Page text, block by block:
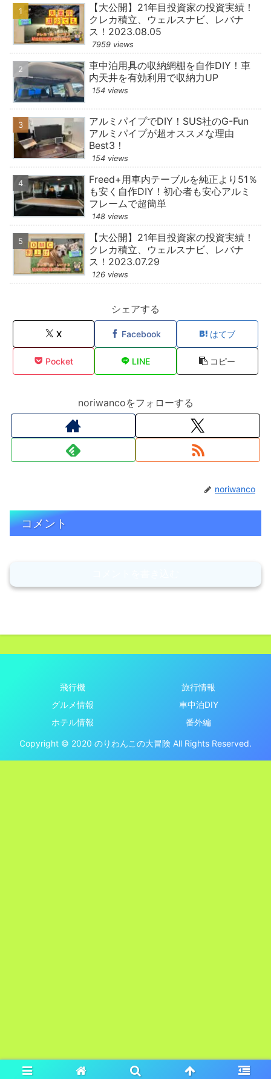
【大公開】21年目投資家の投資実績！
クレカ積立、ウェルスナビ、レバナ
ス！2023.08.05
7959 views
車中泊用具の収納網棚を自作DIY！車
内天井を有効利用で収納力UP
154 views
アルミパイプでDIY！SUS社のG-Fun
アルミパイプが超オススメな理由
Best3！
154 views
Freed+用車内テーブルを純正より51％
も安く自作DIY！初心者も安心アルミ
フレームで超簡単
148 views
【大公開】21年目投資家の投資実績！
クレカ積立、ウェルスナビ、レバナ
ス！2023.07.29
126 views
シェアする
X Facebook はてブ
Pocket LINE コピー
noriwancoをフォローする
noriwanco
コメント
飛行機
旅行情報
グルメ情報
車中泊DIY
ホテル情報
番外編
Copyright © 2020 のりわんこの大冒険 All Rights Reserved.